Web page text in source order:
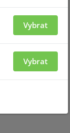
Vybrat
Vybrat